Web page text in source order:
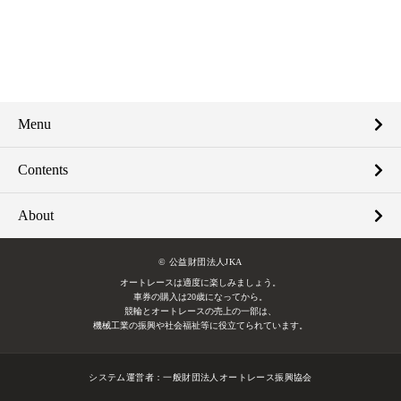
Menu
Contents
About
© 公益財団法人JKA
オートレースは適度に楽しみましょう。
車券の購入は20歳になってから。
競輪とオートレースの売上の一部は、
機械工業の振興や社会福祉等に役立てられています。
システム運営者：一般財団法人オートレース振興協会